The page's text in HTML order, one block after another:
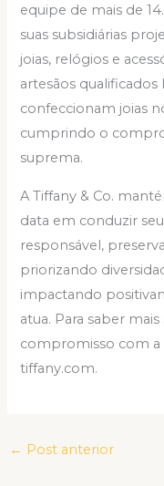
equipe de mais de
suas subsidiárias
joias, relógios e
artesãos
confeccionam joias
cumprindo o
suprema.
A Tiffany & Co.
data em conduzir
responsável,
priorizando
impactando
atua. Para saber
compromisso com a
tiffany.com.
← Post anterior